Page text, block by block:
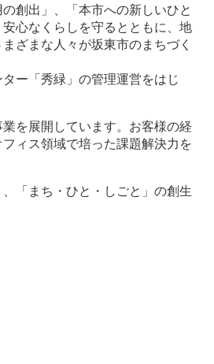
創出」、「本市への新しいひと
心なくらしを守るとともに、地
ざまな人々が坂東市のまちづく
ー「秀緑」の管理運営をはじ
を展開しています。お客様の経
ィス領域で培った課題解決力を
「まち・ひと・しごと」の創生